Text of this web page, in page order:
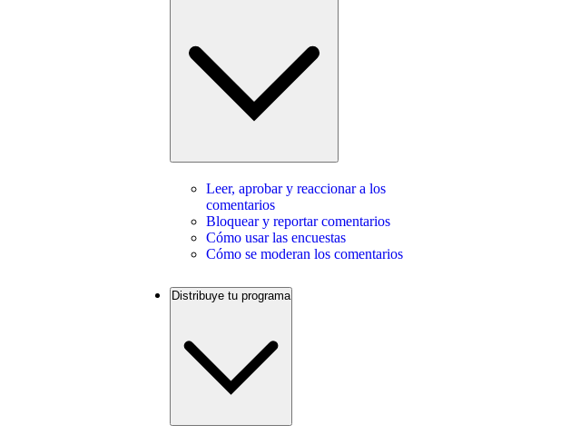
Leer, aprobar y reaccionar a los
comentarios
Bloquear y reportar comentarios
Cómo usar las encuestas
Cómo se moderan los comentarios
Distribuye tu programa